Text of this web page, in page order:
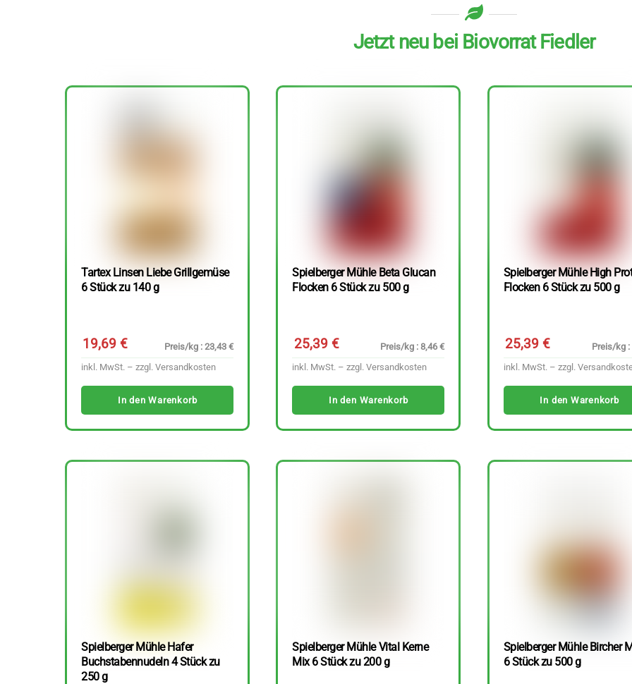
Jetzt neu bei Biovorrat Fiedler
Tartex Linsen Liebe Grillgemüse
6 Stück zu 140 g
19,69€
Preis/kg : 23,43 €
inkl. MwSt. – zzgl. Versandkosten
In den Warenkorb
Spielberger Mühle Beta Glucan
Flocken 6 Stück zu 500 g
25,39 €
Preis/kg : 8,46 €
inkl. MwSt. – zzgl.Versandkosten
In den Warenkorb
Spielberger Mühle High
Flocken 6 Stück zu 500 g
25,39 €
Preis/kg :
inkl. MwSt. – zzgl.
In den Warenkorb
Spielberger Mühle Hafer
Buchstabennudeln 4 Stück zu
250 g
Spielberger Mühle Vital Kerne
Mix 6 Stück zu 200 g
Spielberger Mühle Bircher
6 Stück zu 500 g